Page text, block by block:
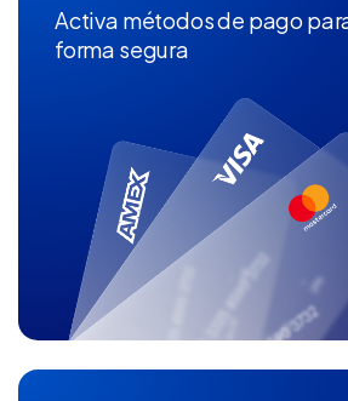
Activa métodos de pago
forma segura